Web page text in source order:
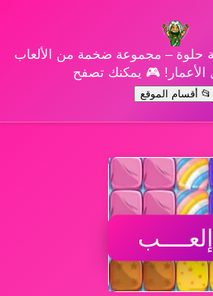
حلوة – مجموعة ضخمة من الألعاب
الأعمار! 🎮 يمكنك تصفح
📂 أقسام الموقع
إلعــــب